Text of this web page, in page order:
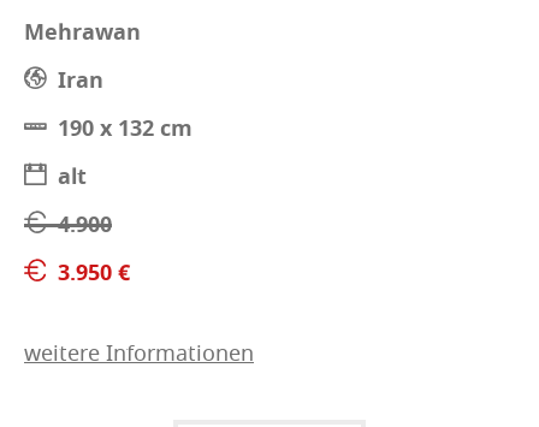
Mehrawan
Iran
190 x 132 cm
alt
4.900
3.950 €
weitere Informationen